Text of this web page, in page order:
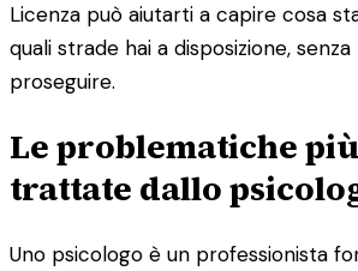
Licenza può aiutarti a capire cosa
quali strade hai a disposizione,
proseguire.
Le problematiche
trattate dallo
Uno psicologo è un professionista